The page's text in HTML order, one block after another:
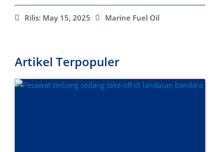
Rilis: May 15, 2025 Marine Fuel Oil
Artikel Terpopuler